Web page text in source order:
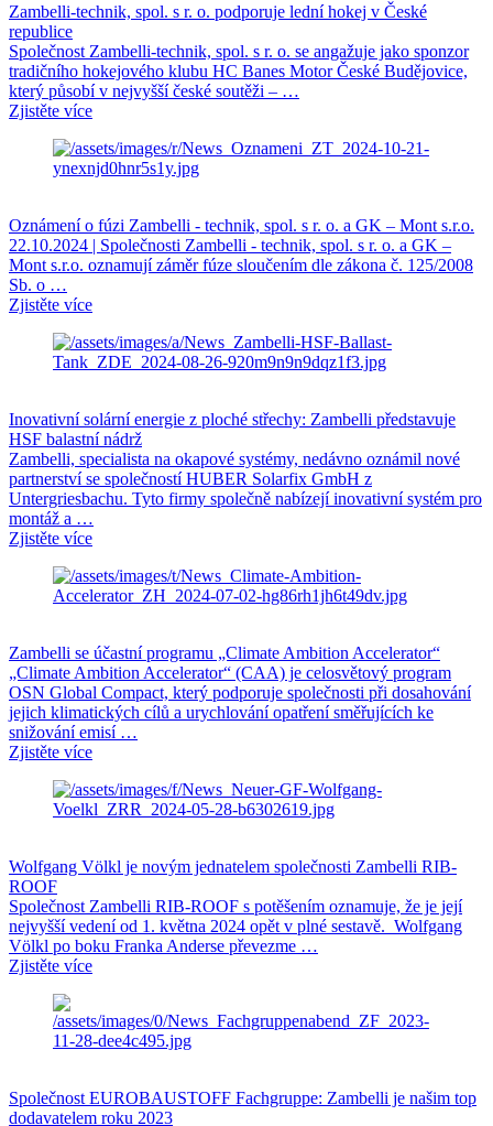
Zambelli-technik, spol. s r. o. podporuje lední hokej v České
republice
Společnost Zambelli-technik, spol. s r. o. se angažuje jako sponzor
tradičního hokejového klubu HC Banes Motor České Budějovice,
který působí v nejvyšší české soutěži – …
Zjistěte více
Oznámení o fúzi Zambelli - technik, spol. s r. o. a GK – Mont s.r.o.
22.10.2024 | Společnosti Zambelli - technik, spol. s r. o. a GK –
Mont s.r.o. oznamují záměr fúze sloučením dle zákona č. 125/2008
Sb. o …
Zjistěte více
Inovativní solární energie z ploché střechy: Zambelli představuje
HSF balastní nádrž
Zambelli, specialista na okapové systémy, nedávno oznámil nové
partnerství se společností HUBER Solarfix GmbH z
Untergriesbachu. Tyto firmy společně nabízejí inovativní systém pro
montáž a …
Zjistěte více
Zambelli se účastní programu „Climate Ambition Accelerator“
„Climate Ambition Accelerator“ (CAA) je celosvětový program
OSN Global Compact, který podporuje společnosti při dosahování
jejich klimatických cílů a urychlování opatření směřujících ke
snižování emisí …
Zjistěte více
Wolfgang Völkl je novým jednatelem společnosti Zambelli RIB-
ROOF
Společnost Zambelli RIB-ROOF s potěšením oznamuje, že je její
nejvyšší vedení od 1. května 2024 opět v plné sestavě. Wolfgang
Völkl po boku Franka Anderse převezme …
Zjistěte více
Společnost EUROBAUSTOFF Fachgruppe: Zambelli je našim top
dodavatelem roku 2023